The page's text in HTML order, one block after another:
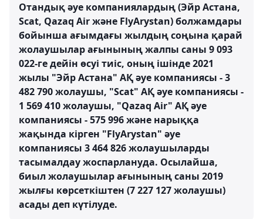
Отандық әуе компаниялардың (Эйр Астана,
Scat, Qazaq Air және FlyArystan) болжамдары
бойынша ағымдағы жылдың соңына қарай
жолаушылар ағынының жалпы саны 9 093
022-ге дейін өсуі тиіс, оның ішінде 2021
жылы "Эйр Астана" АҚ әуе компаниясы - 3
482 790 жолаушы, "Scat" АҚ әуе компаниясы -
1 569 410 жолаушы, "Qazaq Air" АҚ әуе
компаниясы - 575 996 және нарыққа
жақында кірген "FlyArystan" әуе
компаниясы 3 464 826 жолаушыларды
тасымалдау жоспарлануда. Осылайша,
биыл жолаушылар ағынының саны 2019
жылғы көрсеткіштен (7 227 127 жолаушы)
асады деп күтілуде.